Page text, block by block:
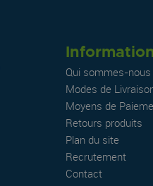
Qui sommes-nous
Modes de
Moyens de
Retours produits
Plan du site
Recrutement
Contact